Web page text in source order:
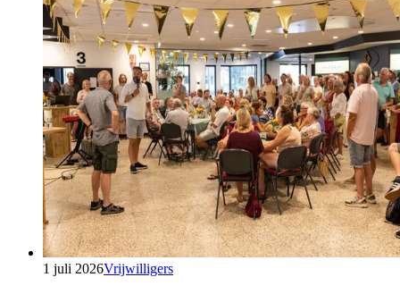
1 juli 2026Vrijwilligers